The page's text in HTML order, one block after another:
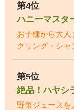
第4位
ハニーマスタ
お子様から大人
クリング・シャ
第5位
絶品！ハヤシ
野菜ジュースを